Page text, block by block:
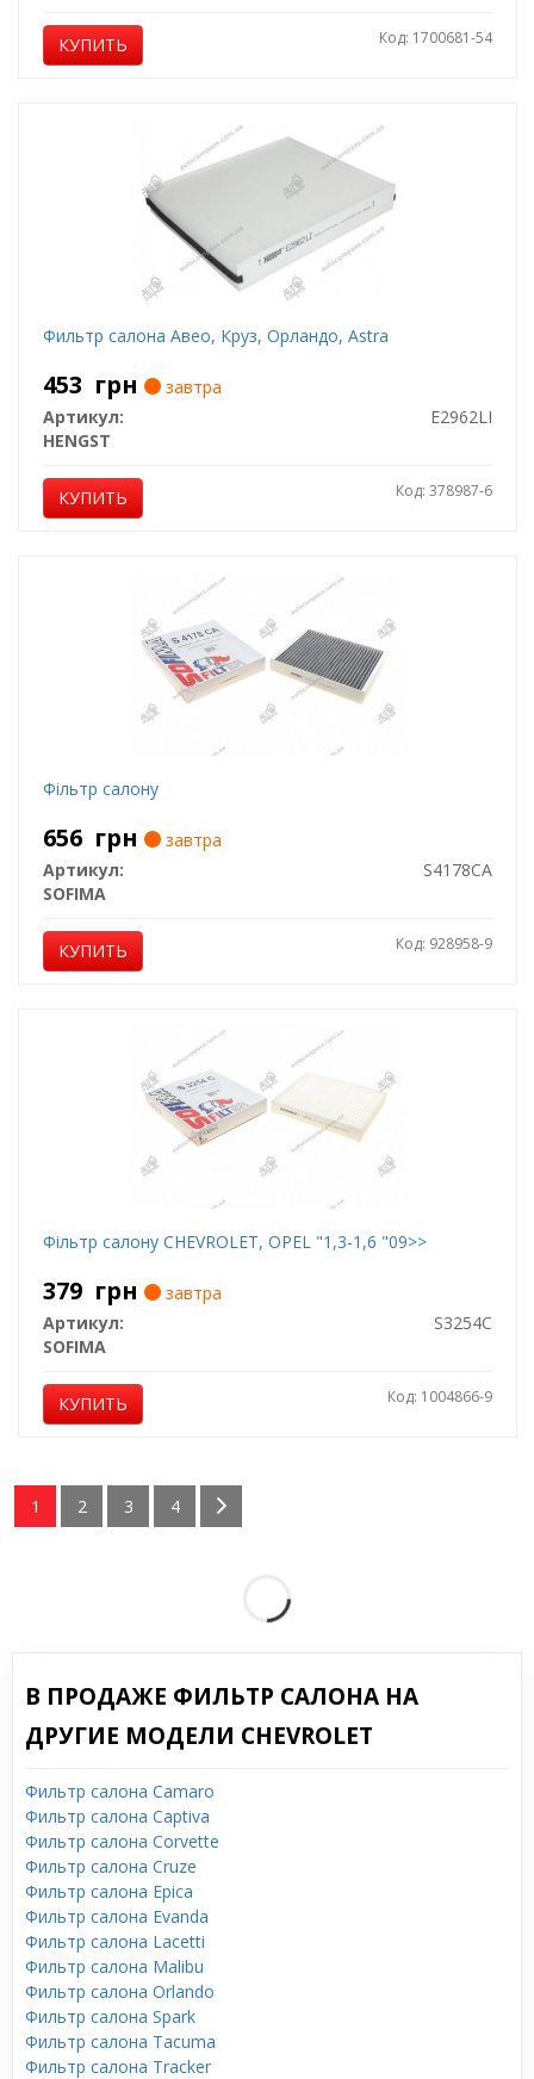
КУПИТЬ Код: 1700681-54
Фильтр салона Авео, Круз, Орландо, Astra
453 грн
завтра
Артикул:
E2962LI
HENGST
КУПИТЬ Код: 378987-6
Фiльтр салону
656 грн
завтра
Артикул:
S4178CA
SOFIMA
КУПИТЬ Код: 928958-9
Фільтр салону CHEVROLET, OPEL "1,3-1,6 "09>>
379 грн
завтра
Артикул:
S3254C
SOFIMA
КУПИТЬ Код: 1004866-9
1 2 3 4
В ПРОДАЖЕ ФИЛЬТР САЛОНА НА
ДРУГИЕ МОДЕЛИ CHEVROLET
Фильтр салона Camaro
Фильтр салона Captiva
Фильтр салона Corvette
Фильтр салона Cruze
Фильтр салона Epica
Фильтр салона Evanda
Фильтр салона Lacetti
Фильтр салона Malibu
Фильтр салона Orlando
Фильтр салона Spark
Фильтр салона Tacuma
Фильтр салона Tracker